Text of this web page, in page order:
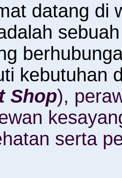
datang di
kebutuhan
Shop),
serta